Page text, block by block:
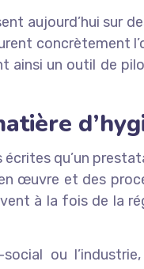
aujourd’hui sur
concrètement
ainsi un outil de
qu’un
œuvre et des
à la fois de la
ou